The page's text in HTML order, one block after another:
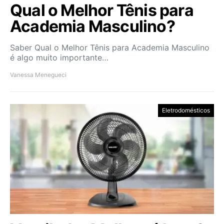
Qual o Melhor Tênis para
Academia Masculino?
Saber Qual o Melhor Tênis para Academia Masculino
é algo muito importante…
Vanessa Menegueci
Eletrodomésticos